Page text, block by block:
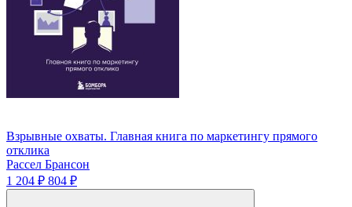
Взрывные охваты. Главная книга по маркетингу прямого
отклика
Рассел Брансон
1 204 ₽ 804 ₽